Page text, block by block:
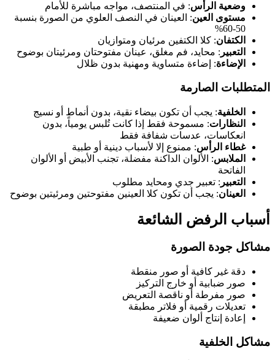
وضعية الرأس: في المنتصف، مواجه مباشرة للأمام
مستوى العين: العينان في النصف العلوي من الصورة بنسبة
50-60%
الكتفان: كلا الكتفين مرئيان ومتوازيان
التعبير : محايد، فم مغلق، عينان مفتوحتان ومرئيتان بوضوح
الإضاءة: إضاءة متساوية ومهنية بدون ظلال
المتطلبات الصارمة
الخلفية: يجب أن تكون بيضاء نقية، بدون أنماط أو نسيج
النظارات: مسموحة فقط إذا كانت تُلبس يومياً، بدون
انعكاسات، عدسات شفافة فقط
غطاء الرأس: ممنوع إلا لأسباب دينية أو طبية
الملابس: الألوان الداكنة مفضلة، تجنب الأبيض أو الألوان
الفاتحة
التعبير : تعبير جدي ومحايد مطلوب
العينان: يجب أن تكون كلا العينين مفتوحتين ومرئيتين بوضوح
أسباب الرفض الشائعة
مشاكل جودة الصورة
دقة غير كافية أو صور منقطة
صور ضبابية أو خارج التركيز
صور مفرطة أو ناقصة التعريض
تعديلات رقمية أو فلاتر مطبقة
إعادة إنتاج ألوان ضعيفة
مشاكل الخلفية